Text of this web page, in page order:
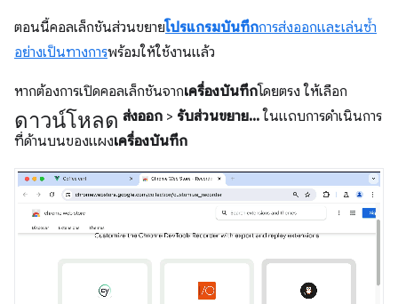
ตอนนี้คอลเล็กชันส่วนขยายโปรแกรมบันทึกการส่งออกและเล่นซ้ำ
อย่างเป็นทางการพร้อมให้ใช้งานแล้ว
หากต้องการเปิดคอลเล็กชันจากเครื่องบันทึกโดยตรง ให้เลือก
ดาวน์โหลด ส่งออก > รับส่วนขยาย... ในแถบการดำเนินการ
ที่ด้านบนของแผงเครื่องบันทึก